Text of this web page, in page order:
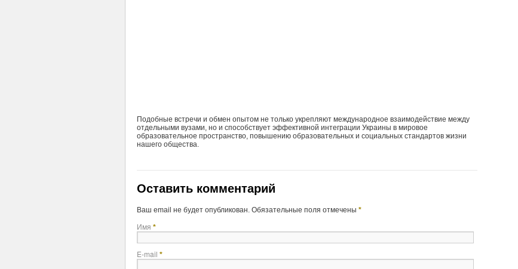
Подобные встречи и обмен опытом не только укрепляют международное взаимодействие между
отдельными вузами, но и способствует эффективной интеграции Украины в мировое
образовательное пространство, повышению образовательных и социальных стандартов жизни
нашего общества.
Оставить комментарий
Ваш email не будет опубликован. Обязательные поля отмечены *
Имя *
E-mail *